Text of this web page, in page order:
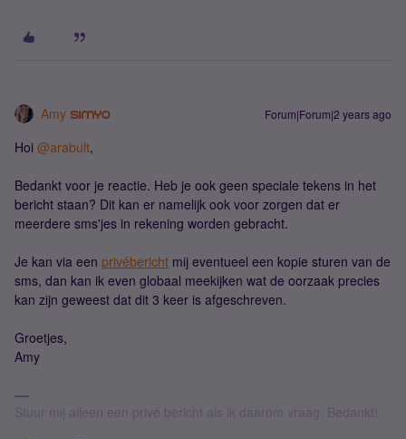
Amy Forum|Forum|2 years ago
Hoi @arabult,
Bedankt voor je reactie. Heb je ook geen speciale tekens in het
bericht staan? Dit kan er namelijk ook voor zorgen dat er
meerdere sms'jes in rekening worden gebracht.
Je kan via een privébericht mij eventueel een kopie sturen van de
sms, dan kan ik even globaal meekijken wat de oorzaak precies
kan zijn geweest dat dit 3 keer is afgeschreven.
Groetjes,
Amy
Stuur mij alleen een privé bericht als ik daarom vraag. Bedankt!